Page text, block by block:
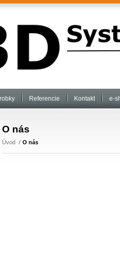
Referencie Kontakt e-
O nás
Úvod O nás